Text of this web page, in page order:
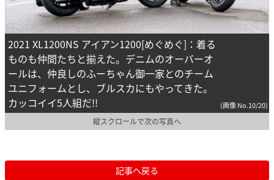
2021 XL1200NS アイアン1200[めぐめぐ]：着る
ものも仲間たちと揃えた。デニムのオーバーオ
ールは、仲良しのふーちゃん御一家とのチーム
ユニフォームとし、ブルスカにもやってきた。
カッコイイ5人組だ!!
(画像 No.10/20)
縦スクロールで次の写真へ
記事へ戻る